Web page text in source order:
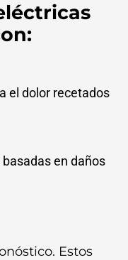
el dolor recetados
en daños
Estos